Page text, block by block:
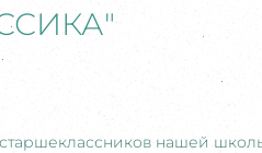
старшеклассников нашей